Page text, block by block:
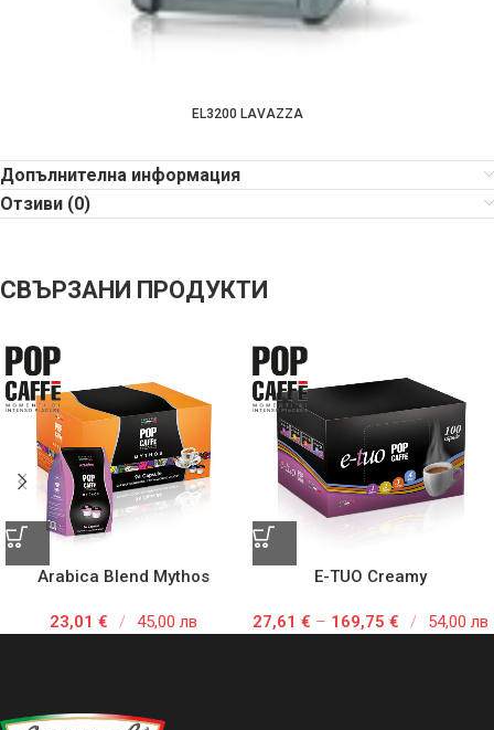
EL3200 LAVAZZA
Допълнителна информация
Отзиви (0)
СВЪРЗАНИ ПРОДУКТИ
Arabica Blend Mythos
23,01 € / 45,00 лв
E-TUO Creamy
27,61 € – 169,75 € / 54,00